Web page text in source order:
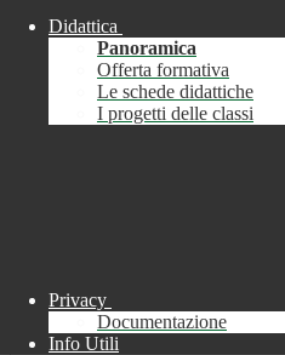
Chiudi
Informazione
Didattica
Panoramica
Offerta formativa
Le schede didattiche
I progetti delle classi
Privacy
Documentazione
Info Utili